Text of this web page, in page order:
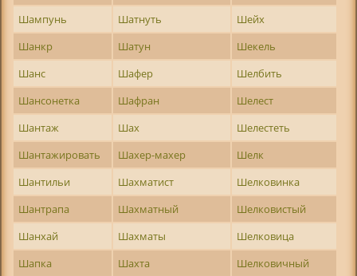
Шампунь
Шатнуть
Шейх
Шанкр
Шатун
Шекель
Шанс
Шафер
Шелбить
Шансонетка
Шафран
Шелест
Шантаж
Шах
Шелестеть
Шантажировать
Шахер-махер
Шелк
Шантильи
Шахматист
Шелковинка
Шантрапа
Шахматный
Шелковистый
Шанхай
Шахматы
Шелковица
Шапка
Шахта
Шелковичный